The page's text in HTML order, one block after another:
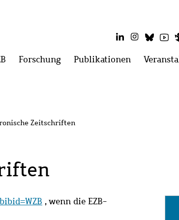
LinkedInInstagram
Menü
Forschung Menü
Publikationen Menü
Zeitschriften
, wenn die EZB-